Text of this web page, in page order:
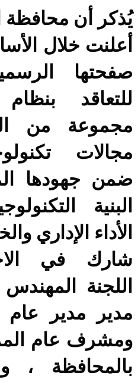
يُذكر أن محافظة
أعلنت خلال
صفحتها
للتعاقد
مجموعة من
مجالات
ضمن جهودها
البنية
الأداء الإداري
شارك في
اللجنة
مدير مدير عام
ومشرف عام
بالمحافظة ،